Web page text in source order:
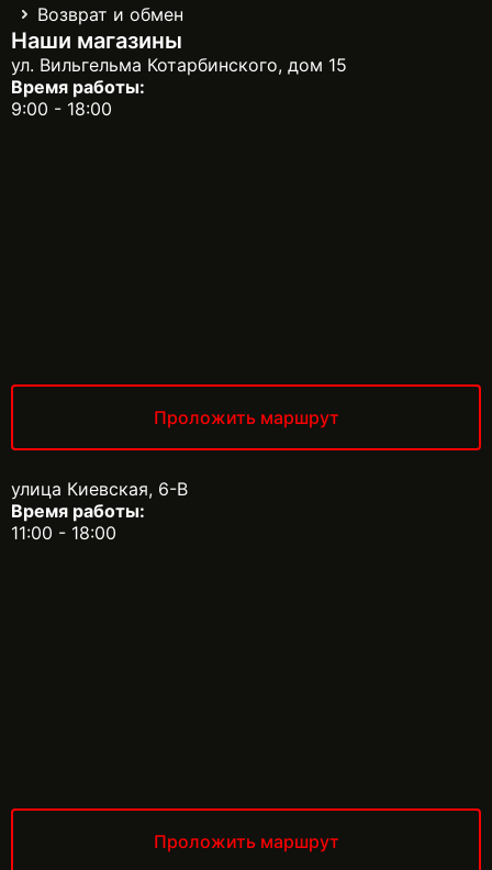
Возврат и обмен
Наши магазины
ул. Вильгельма Котарбинского, дом 15
Время работы:
9:00 - 18:00
Проложить маршрут
улица Киевская, 6-В
Время работы:
11:00 - 18:00
Проложить маршрут